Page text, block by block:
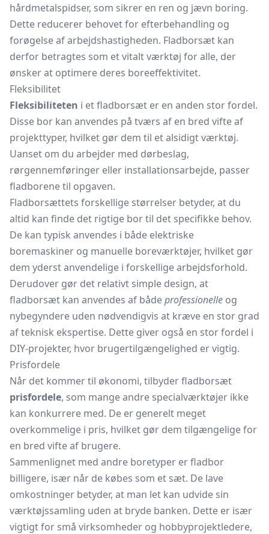
hårdmetalspidser, som sikrer en ren og jævn boring.
Dette reducerer behovet for efterbehandling og
forøgelse af arbejdshastigheden. Fladborsæt kan
derfor betragtes som et vitalt værktøj for alle, der
ønsker at optimere deres boreeffektivitet.
Fleksibilitet
Fleksibiliteten i et fladborsæt er en anden stor fordel.
Disse bor kan anvendes på tværs af en bred vifte af
projekttyper, hvilket gør dem til et alsidigt værktøj.
Uanset om du arbejder med dørbeslag,
rørgennemføringer eller installationsarbejde, passer
fladborene til opgaven.
Fladborsættets forskellige størrelser betyder, at du
altid kan finde det rigtige bor til det specifikke behov.
De kan typisk anvendes i både elektriske
boremaskiner og manuelle boreværktøjer, hvilket gør
dem yderst anvendelige i forskellige arbejdsforhold.
Derudover gør det relativt simple design, at
fladborsæt kan anvendes af bådeprofessionelle og
nybegyndere uden nødvendigvis at kræve en stor grad
af teknisk ekspertise. Dette giver også en stor fordel i
DIY-projekter, hvor brugertilgængelighed er vigtig.
Prisfordele
Når det kommer til økonomi, tilbyder fladborsæt
prisfordele, som mange andre specialværktøjer ikke
kan konkurrere med. De er generelt meget
overkommelige i pris, hvilket gør dem tilgængelige for
en bred vifte af brugere.
Sammenlignet med andre boretyper er fladbor
billigere, især når de købes som et sæt. De lave
omkostninger betyder, at man let kan udvide sin
værktøjssamling uden at bryde banken. Dette er især
vigtigt for små virksomheder og hobbyprojektledere,